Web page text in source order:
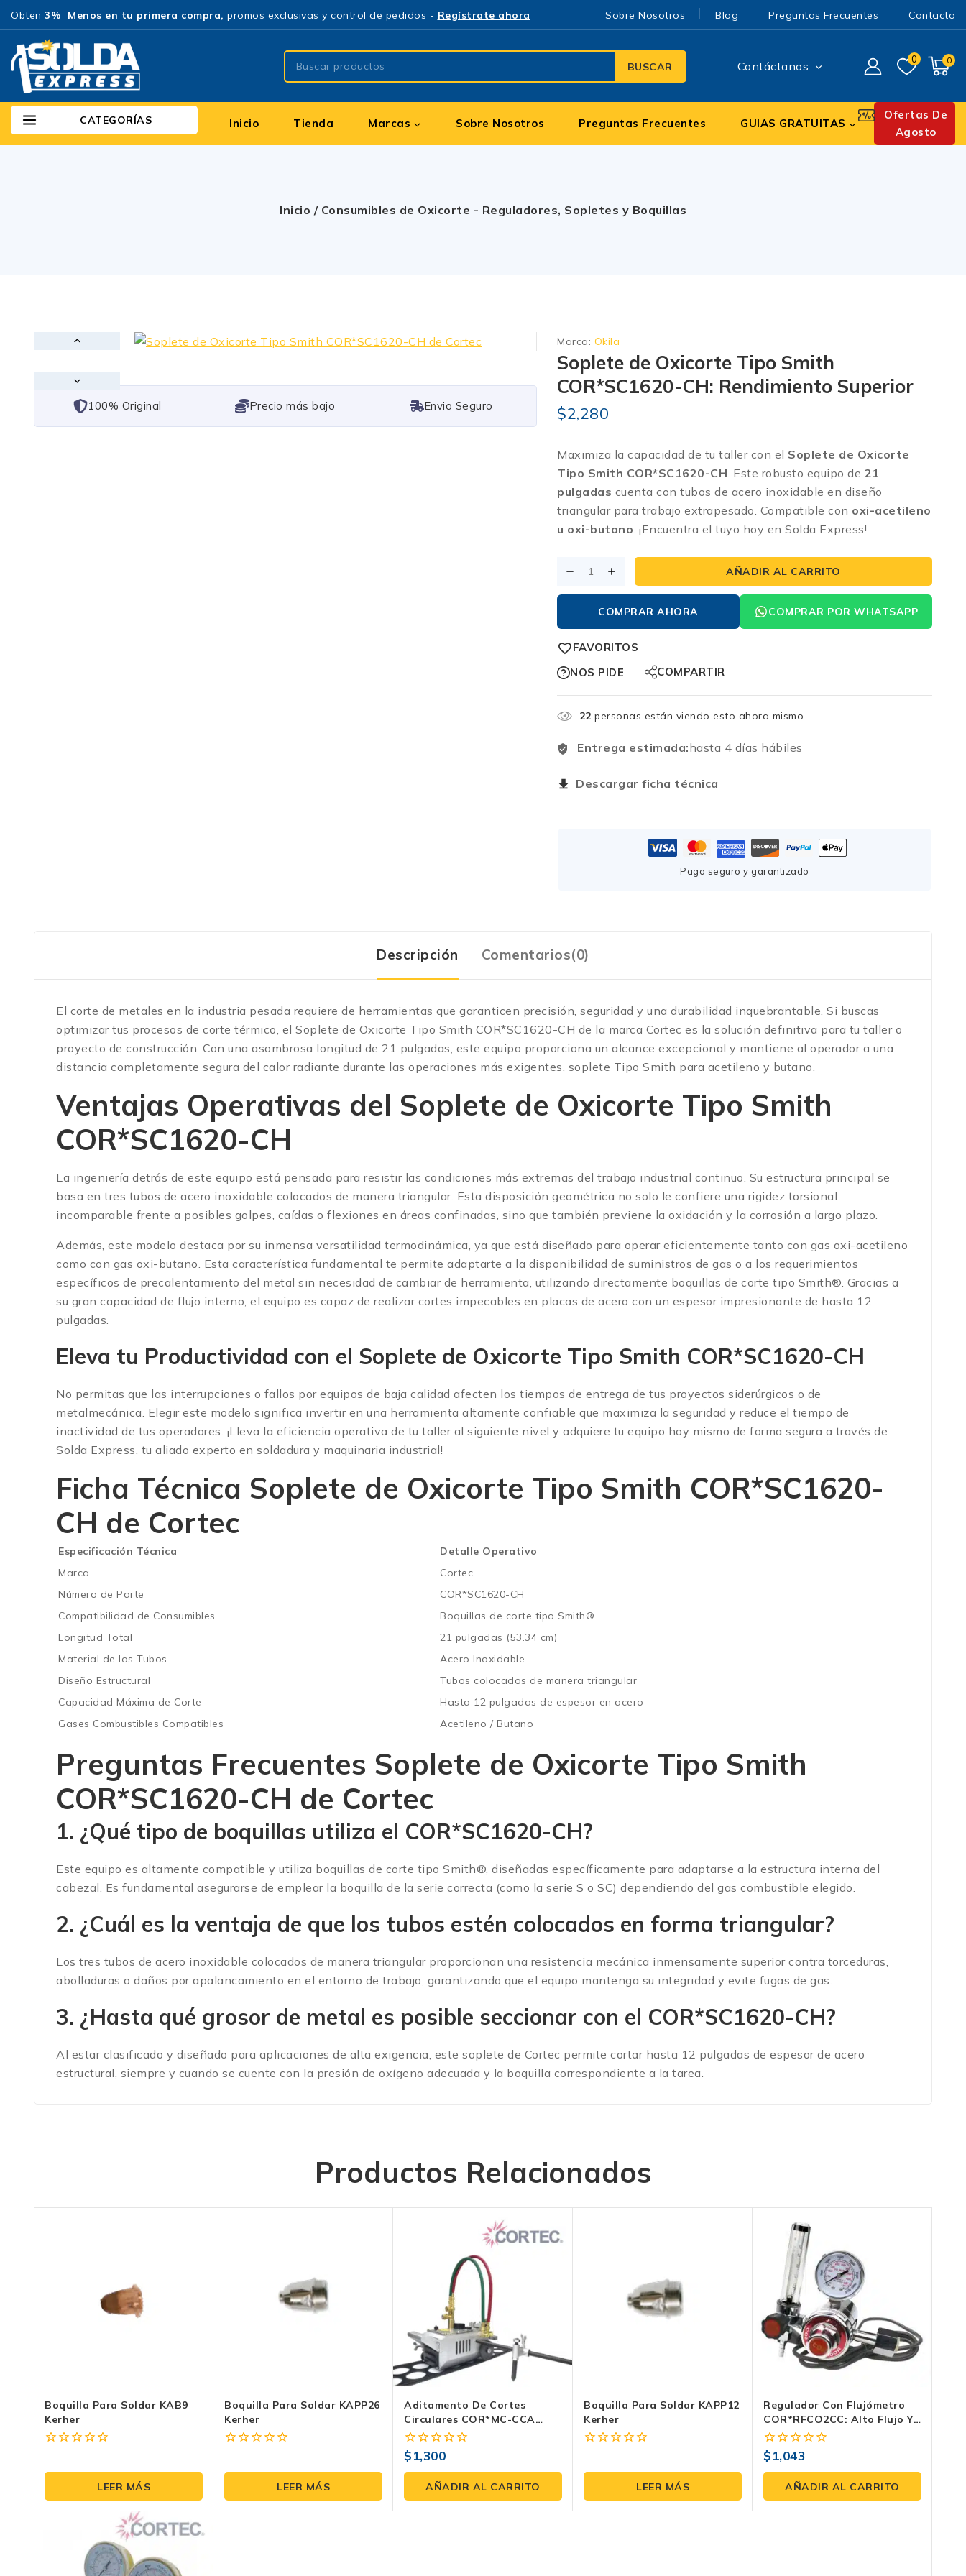
Obten 3% Menos en tu primera compra, promos exclusivas y control de pedidos - Regístrate ahora Sobre Nosotros Blog Preguntas Frecuentes Contacto
BUSCAR Contáctanos: 0 0
CATEGORÍAS Inicio Tienda Marcas Sobre Nosotros Preguntas Frecuentes GUIAS GRATUITAS
Ofertas De
Agosto
Inicio / Consumibles de Oxicorte - Reguladores, Sopletes y Boquillas
101% Original Lowest Price Free Shipping
Marca: Okila
Soplete de Oxicorte Tipo Smith
COR*SC1620-CH: Rendimiento Superior
$2,280
Maximiza la capacidad de tu taller con el Soplete de Oxicorte
Tipo Smith COR*SC1620-CH Este robusto equipo de 21
pulgadas cuenta con tubos de acero inoxidable en diseño
triangular para trabajo extrapesado. Compatible con oxi-acetileno
u oxi-butano ¡Encuentra el tuyo hoy en Solda Express!
AÑADIR AL CARRITO
COMPRAR AHORA COMPRAR POR WHATSAPP
FAVORITOS
NOS PIDE
COMPARTIR
22 personas están viendo esto ahora mismo
Entrega estimada:hasta 4 días hábiles
Descargar ficha técnica
Pago seguro y garantizado
Descripción Comentarios(0)
El corte de metales en la industria pesada requiere de herramientas que garanticen precisión, seguridad y una durabilidad inquebrantable. Si buscas
optimizar tus procesos de corte térmico, el Soplete de Oxicorte Tipo Smith COR*SC1620-CH de la marca Cortec es la solución definitiva para tu taller o
proyecto de construcción. Con una asombrosa longitud de 21 pulgadas, este equipo proporciona un alcance excepcional y mantiene al operador a una
distancia completamente segura del calor radiante durante las operaciones más exigentes, soplete Tipo Smith para acetileno y butano.
Ventajas Operativas del Soplete de Oxicorte Tipo Smith
COR*SC1620-CH
La ingeniería detrás de este equipo está pensada para resistir las condiciones más extremas del trabajo industrial continuo. Su estructura principal se
basa en tres tubos de acero inoxidable colocados de manera triangular. Esta disposición geométrica no solo le confiere una rigidez torsional
incomparable frente a posibles golpes, caídas o flexiones en áreas confinadas, sino que también previene la oxidación y la corrosión a largo plazo.
Además, este modelo destaca por su inmensa versatilidad termodinámica, ya que está diseñado para operar eficientemente tanto con gas oxi-acetileno
como con gas oxi-butano. Esta característica fundamental te permite adaptarte a la disponibilidad de suministros de gas o a los requerimientos
específicos de precalentamiento del metal sin necesidad de cambiar de herramienta, utilizando directamente boquillas de corte tipo Smith®. Gracias a
su gran capacidad de flujo interno, el equipo es capaz de realizar cortes impecables en placas de acero con un espesor impresionante de hasta 12
pulgadas.
Eleva tu Productividad con el Soplete de Oxicorte Tipo Smith COR*SC1620-CH
No permitas que las interrupciones o fallos por equipos de baja calidad afecten los tiempos de entrega de tus proyectos siderúrgicos o de
metalmecánica. Elegir este modelo significa invertir en una herramienta altamente confiable que maximiza la seguridad y reduce el tiempo de
inactividad de tus operadores. ¡Lleva la eficiencia operativa de tu taller al siguiente nivel y adquiere tu equipo hoy mismo de forma segura a través de
Solda Express, tu aliado experto en soldadura y maquinaria industrial!
Ficha Técnica Soplete de Oxicorte Tipo Smith COR*SC1620-
CH de Cortec
Especificación Técnica
Detalle Operativo
Marca
Cortec
Número de Parte
COR*SC1620-CH
Compatibilidad de Consumibles
Boquillas de corte tipo Smith®
Longitud Total
21 pulgadas (53.34 cm)
Material de los Tubos
Acero Inoxidable
Diseño Estructural
Tubos colocados de manera triangular
Capacidad Máxima de Corte
Hasta 12 pulgadas de espesor en acero
Gases Combustibles Compatibles
Acetileno / Butano
Preguntas Frecuentes Soplete de Oxicorte Tipo Smith
COR*SC1620-CH de Cortec
1. ¿Qué tipo de boquillas utiliza el COR*SC1620-CH?
Este equipo es altamente compatible y utiliza boquillas de corte tipo Smith®, diseñadas específicamente para adaptarse a la estructura interna del
cabezal. Es fundamental asegurarse de emplear la boquilla de la serie correcta (como la serie S o SC) dependiendo del gas combustible elegido.
2. ¿Cuál es la ventaja de que los tubos estén colocados en forma triangular?
Los tres tubos de acero inoxidable colocados de manera triangular proporcionan una resistencia mecánica inmensamente superior contra torceduras,
abolladuras o daños por apalancamiento en el entorno de trabajo, garantizando que el equipo mantenga su integridad y evite fugas de gas.
3. ¿Hasta qué grosor de metal es posible seccionar con el COR*SC1620-CH?
Al estar clasificado y diseñado para aplicaciones de alta exigencia, este soplete de Cortec permite cortar hasta 12 pulgadas de espesor de acero
estructural, siempre y cuando se cuente con la presión de oxígeno adecuada y la boquilla correspondiente a la tarea.
Productos Relacionados
Boquilla Para Soldar KAB9
Kerher
fuera
5
LEER MÁS
Boquilla Para Soldar KAPP26
Kerher
fuera
5
LEER MÁS
Aditamento De Cortes
Circulares COR*MC-CCA
Para Máquina De Oxicorte
0
fuera
5
$1,300
AÑADIR AL CARRITO
Boquilla Para Soldar KAPP12
Kerher
fuera
5
LEER MÁS
Regulador Con Flujómetro
COR*RFCO2CC: Alto Flujo Y
Resistencia Térmica | Cortec
0
fuera
5
$1,043
AÑADIR AL CARRITO